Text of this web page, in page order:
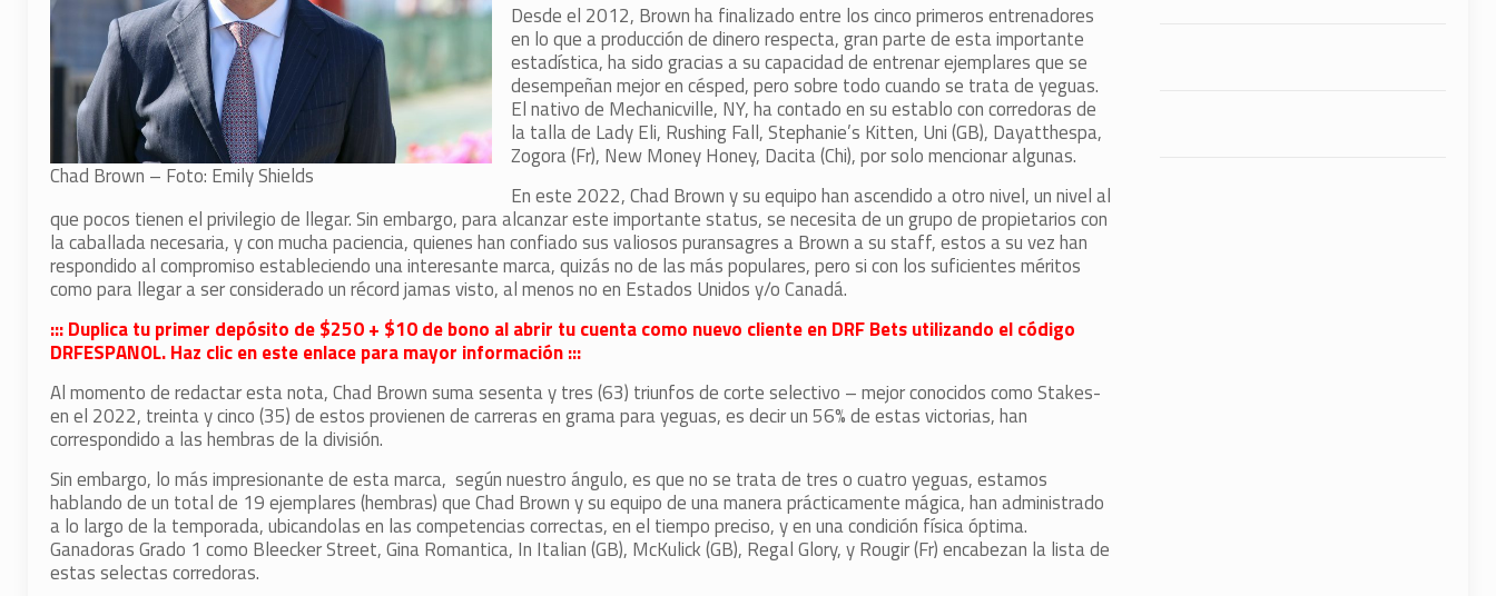
Chad Brown – Foto: Emily Shields
Desde el 2012, Brown ha finalizado entre los cinco primeros entrenadores
en lo que a producción de dinero respecta, gran parte de esta importante
estadística, ha sido gracias a su capacidad de entrenar ejemplares que se
desempeñan mejor en césped, pero sobre todo cuando se trata de yeguas.
El nativo de Mechanicville, NY, ha contado en su establo con corredoras de
la talla de Lady Eli, Rushing Fall, Stephanie’s Kitten, Uni (GB), Dayatthespa,
Zogora (Fr), New Money Honey, Dacita (Chi), por solo mencionar algunas.
En este 2022, Chad Brown y su equipo han ascendido a otro nivel, un nivel al
que pocos tienen el privilegio de llegar. Sin embargo, para alcanzar este importante status, se necesita de un grupo de propietarios con
la caballada necesaria, y con mucha paciencia, quienes han confiado sus valiosos puransagres a Brown a su staff, estos a su vez han
respondido al compromiso estableciendo una interesante marca, quizás no de las más populares, pero si con los suficientes méritos
como para llegar a ser considerado un récord jamas visto, al menos no en Estados Unidos y/o Canadá.
::: Duplica tu primer depósito de $250 + $10 de bono al abrir tu cuenta como nuevo cliente en DRF Bets utilizando el código
DRFESPANOL. Haz clic en este enlace para mayor información :::
Al momento de redactar esta nota, Chad Brown suma sesenta y tres (63) triunfos de corte selectivo – mejor conocidos como Stakes-
en el 2022, treinta y cinco (35) de estos provienen de carreras en grama para yeguas, es decir un 56% de estas victorias, han
correspondido a las hembras de la división.
Sin embargo, lo más impresionante de esta marca, según nuestro ángulo, es que no se trata de tres o cuatro yeguas, estamos
hablando de un total de 19 ejemplares (hembras) que Chad Brown y su equipo de una manera prácticamente mágica, han administrado
a lo largo de la temporada, ubicandolas en las competencias correctas, en el tiempo preciso, y en una condición física óptima.
Ganadoras Grado 1 como Bleecker Street, Gina Romantica, In Italian (GB), McKulick (GB), Regal Glory, y Rougir (Fr) encabezan la lista de
estas selectas corredoras.